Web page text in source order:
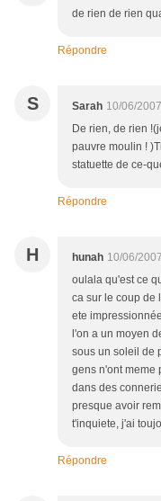
de rien de rien
Répondre
S Sarah 10/06/
De rien, de rien
pauvre moulin !
statuette de ce-
Répondre
H hunah 10/06/
oulala qu'est ce
ca sur le coup de
ete
l'on a un moyen
sous un soleil de
gens n'ont meme
dans des
presque avoir
t'inquiete, j'ai
Répondre